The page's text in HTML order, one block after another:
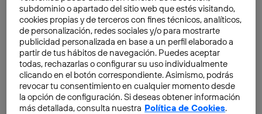
subdominio o apartado del sitio web que estés visitando,
cookies propias y de terceros con fines técnicos, analíticos,
de personalización, redes sociales y/o para mostrarte
publicidad personalizada en base a un perfil elaborado a
partir de tus hábitos de navegación. Puedes aceptar
todas, rechazarlas o configurar su uso individualmente
clicando en el botón correspondiente. Asimismo, podrás
revocar tu consentimiento en cualquier momento desde
la opción de configuración. Si deseas obtener información
más detallada, consulta nuestra Política de Cookies.